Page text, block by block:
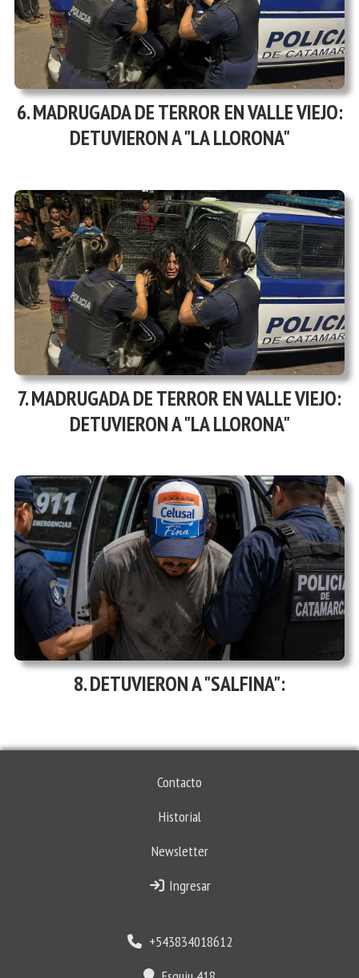
MADRUGADA DE TERROR EN VALLE VIEJO:
DETUVIERON A "LA LLORONA"
MADRUGADA DE TERROR EN VALLE VIEJO:
DETUVIERON A "LA LLORONA"
DETUVIERON A "SALFINA":
Contacto
Historial
Newsletter
Ingresar
+543834018612